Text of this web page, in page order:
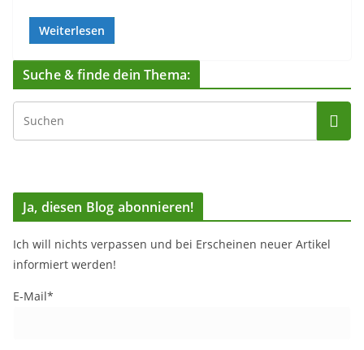
Weiterlesen
Suche & finde dein Thema:
Ja, diesen Blog abonnieren!
Ich will nichts verpassen und bei Erscheinen neuer Artikel
informiert werden!
E-Mail*